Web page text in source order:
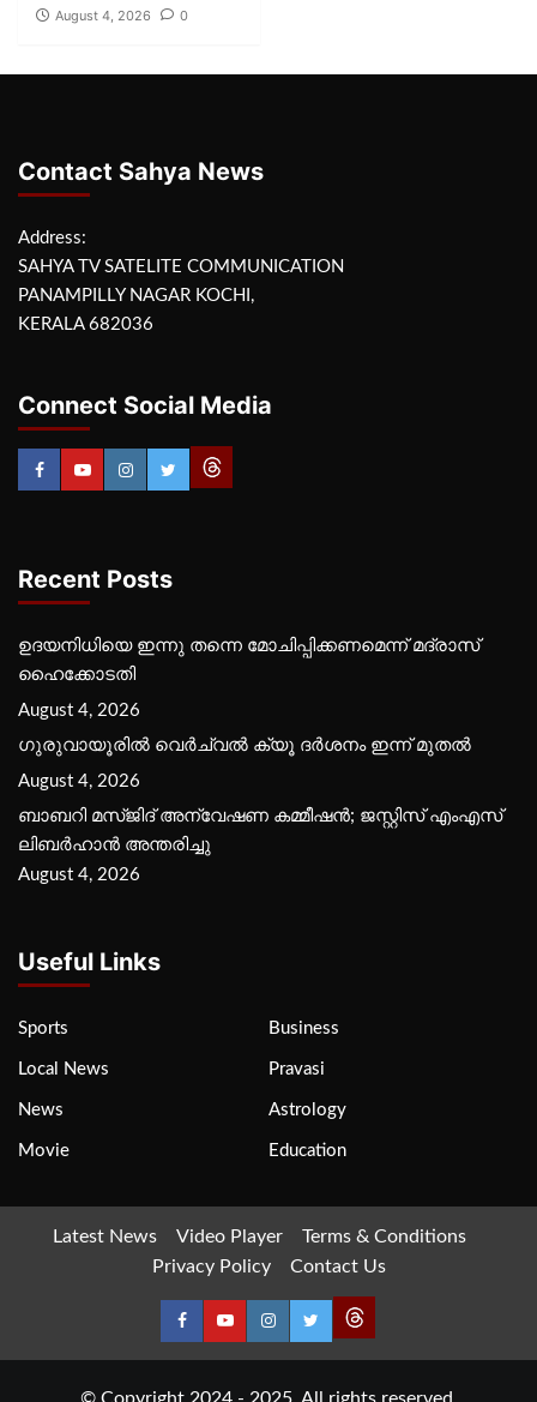
August 4, 2026 0
Contact Sahya News
Address:
SAHYA TV SATELITE COMMUNICATION
PANAMPILLY NAGAR KOCHI,
KERALA 682036
Connect Social Media
Recent Posts
ഉദയനിധിയെ ഇന്നു തന്നെ മോചിപ്പിക്കണമെന്ന് മദ്രാസ്
ഹൈക്കോടതി
August 4, 2026
ഗുരുവായൂരില്‍ വെര്‍ച്വല്‍ ക്യൂ ദര്‍ശനം ഇന്ന് മുതല്‍
August 4, 2026
ബാബറി മസ്ജിദ് അന്വേഷണ കമ്മീഷന്‍; ജസ്റ്റിസ് എംഎസ്
ലിബര്‍ഹാന്‍ അന്തരിച്ചു
August 4, 2026
Useful Links
Sports Business
Local News Pravasi
News Astrology
Movie Education
Latest News Video Player
Terms & Conditions
Privacy Policy
Contact Us
© Copyright 2024 - 2025. All rights reserved.